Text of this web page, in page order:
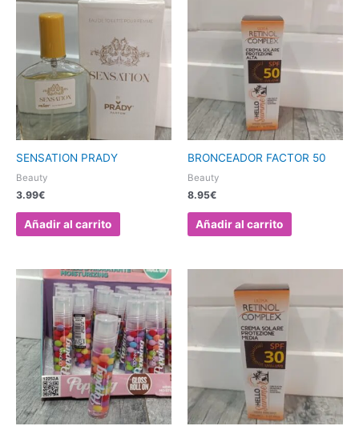
SENSATION PRADY
Beauty
3.99€
Añadir al carrito
BRONCEADOR FACTOR 50
Beauty
8.95€
Añadir al carrito